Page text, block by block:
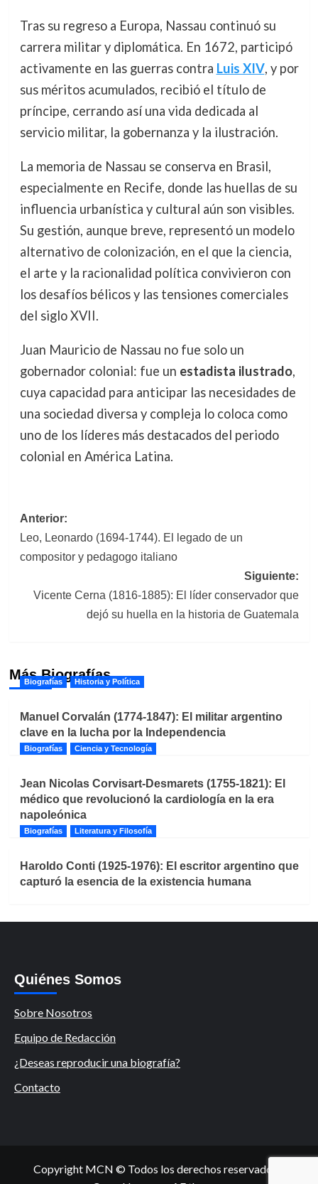
Tras su regreso a Europa, Nassau continuó su
carrera militar y diplomática. En 1672, participó
activamente en las guerras contra Luis XIV, y por
sus méritos acumulados, recibió el título de
príncipe, cerrando así una vida dedicada al
servicio militar, la gobernanza y la ilustración.
La memoria de Nassau se conserva en Brasil,
especialmente en Recife, donde las huellas de su
influencia urbanística y cultural aún son visibles.
Su gestión, aunque breve, representó un modelo
alternativo de colonización, en el que la ciencia,
el arte y la racionalidad política convivieron con
los desafíos bélicos y las tensiones comerciales
del siglo XVII.
Juan Mauricio de Nassau no fue solo un
gobernador colonial: fue un estadista ilustrado,
cuya capacidad para anticipar las necesidades de
una sociedad diversa y compleja lo coloca como
uno de los líderes más destacados del periodo
colonial en América Latina.
Navegación
de
entradas
Anterior:
Leo, Leonardo (1694-1744). El legado de un
compositor y pedagogo italiano
Siguiente:
Vicente Cerna (1816-1885): El líder conservador que
dejó su huella en la historia de Guatemala
Más Biografías
Biografías Historia y Política
Manuel Corvalán (1774-1847): El militar argentino
clave en la lucha por la Independencia
Biografías Ciencia y Tecnología
Jean Nicolas Corvisart-Desmarets (1755-1821): El
médico que revolucionó la cardiología en la era
napoleónica
Biografías Literatura y Filosofía
Haroldo Conti (1925-1976): El escritor argentino que
capturó la esencia de la existencia humana
Quiénes Somos
Sobre Nosotros
Equipo de Redacción
¿Deseas reproducir una biografía?
Contacto
Copyright MCN © Todos los derechos reservados.